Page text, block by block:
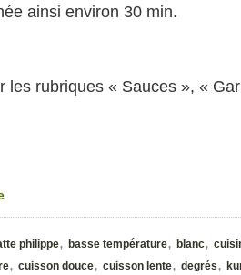
ainsi environ 30 min.
les rubriques « Sauces », «
philippe, basse température, blanc,
, cuisson douce, cuisson lente, degrés,